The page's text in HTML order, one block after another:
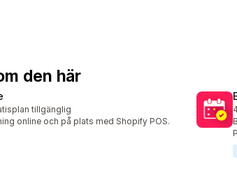
den här
totalt tillgänglig
online och på plats med Shopify POS.